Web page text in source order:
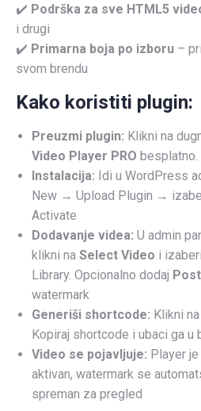
✔️ Podrška za sve HTML5
i drugi
✔️ Primarna boja po izboru –
svom brendu
Kako koristiti plugin:
Preuzmi plugin: Klikni na
Video Player PRO besplatno.
Instalacija: Idi u WordPress
New → Upload Plugin →
Activate
Dodavanje videa: U admin
klikni na Select Video i
Library. Opcionalno dodaj
watermark
Generiši shortcode: Klikni na
Kopiraj shortcode i ubaci ga
Video se pojavljuje: Player
aktivan, watermark se
spreman za pregled